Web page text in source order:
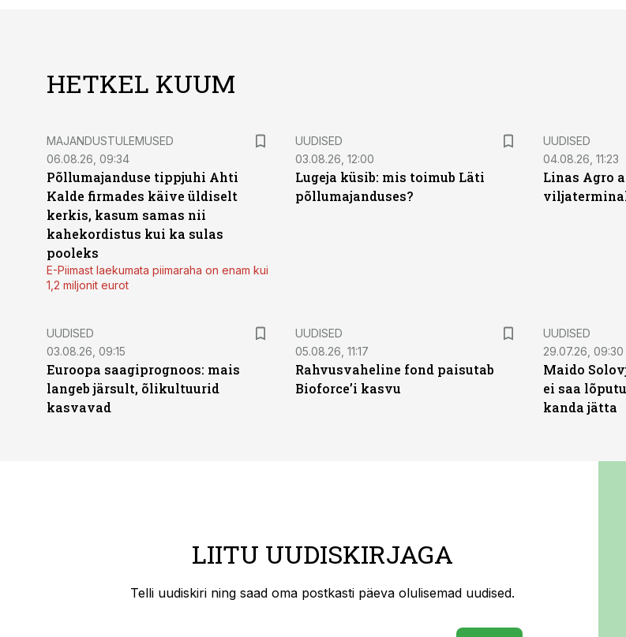
HETKEL KUUM
MAJANDUSTULEMUSED
06.08.26, 09:34
Põllumajanduse tippjuhi Ahti
Kalde firmades käive üldiselt
kerkis, kasum samas nii
kahekordistus kui ka sulas
pooleks
E-Piimast laekumata piimaraha on enam kui
1,2 miljonit eurot
UUDISED
03.08.26, 12:00
Lugeja küsib: mis toimub Läti
põllumajanduses?
UUDISED
04.08.26, 11:23
Linas Agro
UUDISED
03.08.26, 09:15
Euroopa saagiprognoos: mais
langeb järsult, õlikultuurid
kasvavad
UUDISED
05.08.26, 11:17
Rahvusvaheline fond paisutab
Bioforce’i kasvu
UUDISED
29.07.26, 09:30
Maido
ei saa
kanda jätta
LIITU UUDISKIRJAGA
Telli uudiskiri ning saad oma postkasti päeva olulisemad uudised.